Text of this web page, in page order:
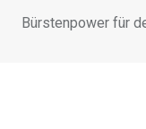
Bürstenpower für